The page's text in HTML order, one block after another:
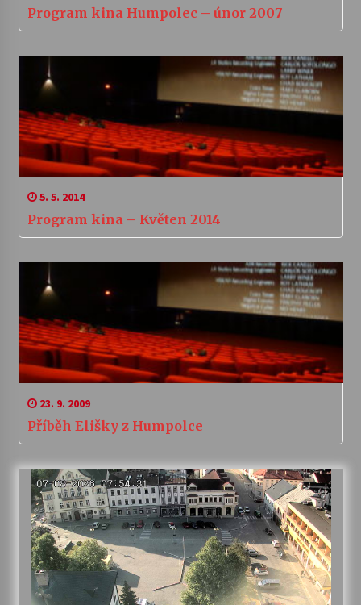
Program kina Humpolec – únor 2007
5. 5. 2014
Program kina – Květen 2014
23. 9. 2009
Příběh Elišky z Humpolce